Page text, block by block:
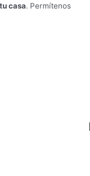
casa. Permítenos